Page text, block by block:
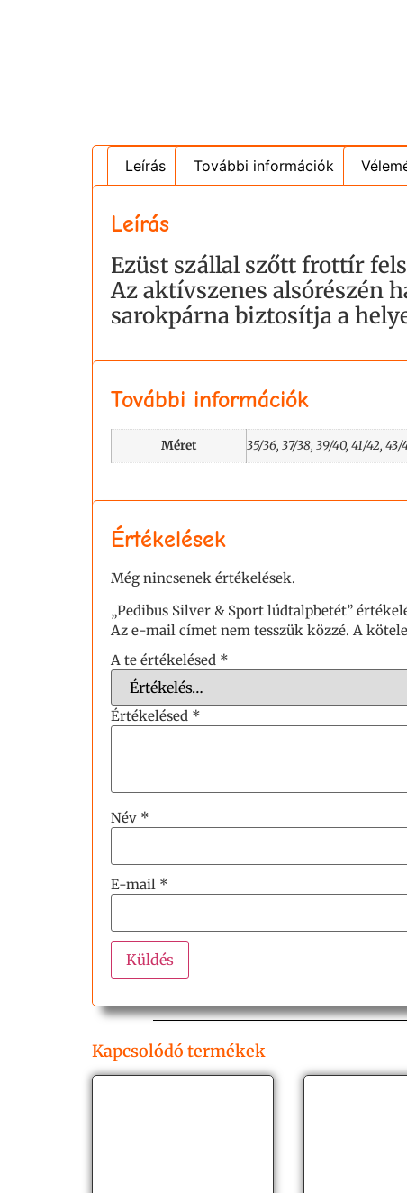
Leírás További információk
Leírás
Ezüst szállal szőtt frottír
Az aktívszenes alsórészén
sarokpárna biztosítja a
További információk
Méret 35/36, 37/38, 39/40, 41/42, 43/
Értékelések
Még nincsenek értékelések.
„Pedibus Silver & Sport lúdtalpbetét”
Az e-mail címet nem tesszük közzé. A
A te értékelésed *
Értékelésed *
Név *
E-mail *
Kapcsolódó termékek